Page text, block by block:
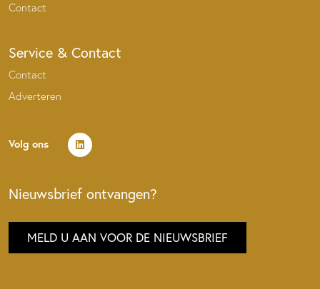
Contact
Service & Contact
Contact
Adverteren
Volg ons
Nieuwsbrief ontvangen?
MELD U AAN VOOR DE NIEUWSBRIEF